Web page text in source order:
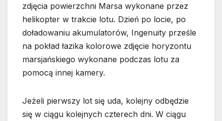
zdjęcia powierzchni Marsa wykonane przez
helikopter w trakcie lotu. Dzień po locie, po
doładowaniu akumulatorów, Ingenuity prześle
na pokład łazika kolorowe zdjęcie horyzontu
marsjańskiego wykonane podczas lotu za
pomocą innej kamery.
Jeżeli pierwszy lot się uda, kolejny odbędzie
się w ciągu kolejnych czterech dni. W ciągu